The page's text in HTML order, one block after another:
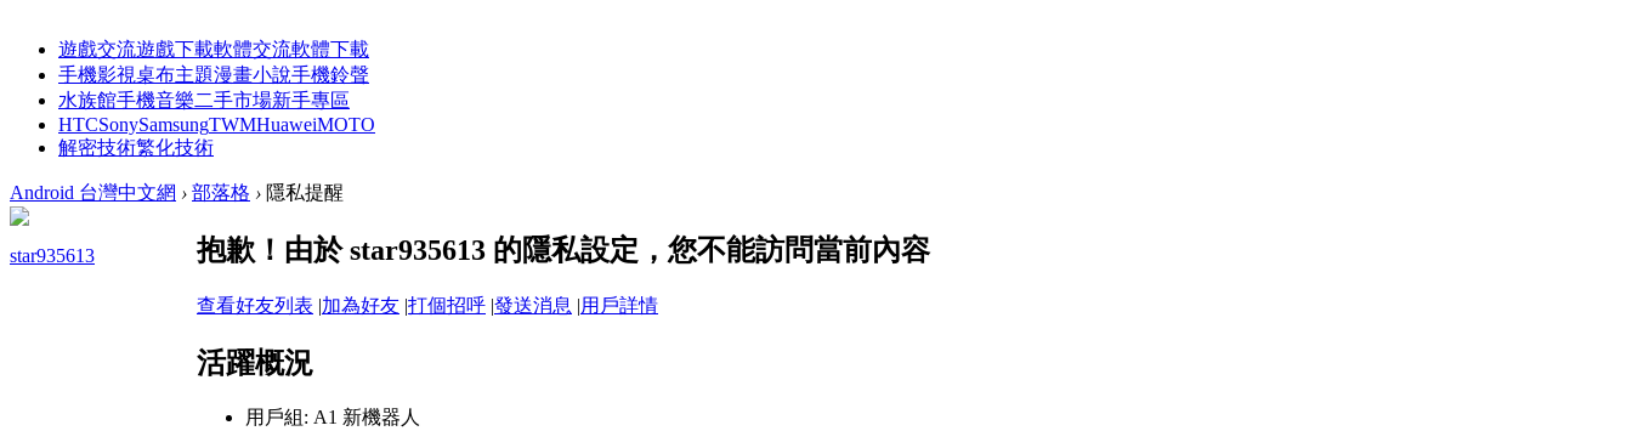
遊戲交流遊戲下載軟體交流軟體下載
手機影視桌布主題漫畫小說手機鈴聲
水族館手機音樂二手市場新手專區
HTCSonySamsungTWMHuaweiMOTO
解密技術繁化技術
Android 台灣中文網 › 部落格 › 隱私提醒
star935613 抱歉！由於 star935613 的隱私設定，您不能訪問當前內容
查看好友列表 |加為好友 |打個招呼 |發送消息 |用戶詳情
活躍概況
用戶組: A1 新機器人